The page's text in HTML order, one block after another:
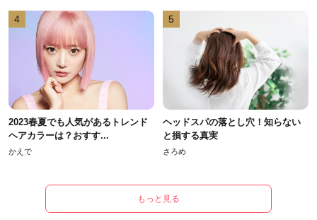
4
2023春夏でも人気があるトレンド
ヘアカラーは？おすす...
かえで
5
ヘッドスパの落とし穴！知らない
と損する真実
さろめ
もっと見る